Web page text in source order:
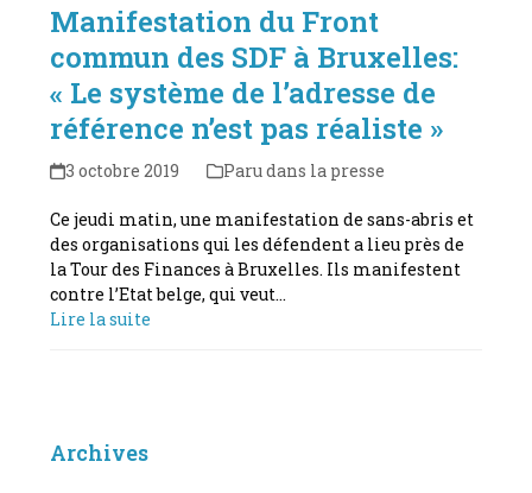
Manifestation du Front
commun des SDF à Bruxelles:
« Le système de l’adresse de
référence n’est pas réaliste »
3 octobre 2019 Paru dans la presse
Ce jeudi matin, une manifestation de sans-abris et
des organisations qui les défendent a lieu près de
la Tour des Finances à Bruxelles. Ils manifestent
contre l’Etat belge, qui veut…
Lire la suite
Archives